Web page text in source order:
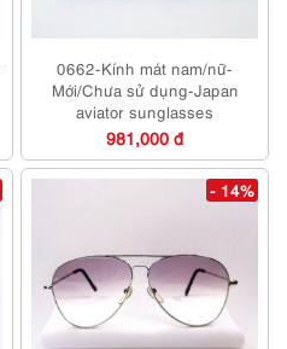
0662-Kính mát nam/nữ-
Mới/Chưa sử dụng-Japan
aviator sunglasses
981,000 đ
- 14%